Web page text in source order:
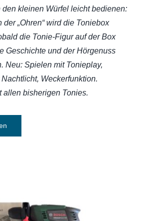
den kleinen Würfel leicht bedienen:
der „Ohren“ wird die Toniebox
die Tonie-Figur auf der Box
Geschichte und der Hörgenuss
Neu: Spielen mit Tonieplay,
Weckerfunktion.
allen bisherigen Tonies.